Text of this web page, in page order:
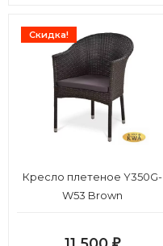
Скидка!
Кресло плетеное Y350G-
W53 Brown
₽